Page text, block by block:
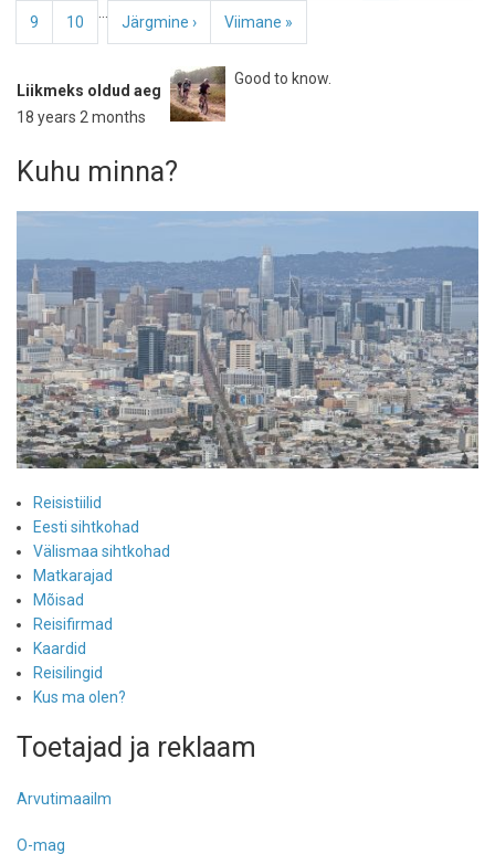
Page
9 Page
10
Järgmine
leht
Järgmine ›
Viimane
leht
Viimane »
Liikmeks oldud aeg
18 years 2 months
Good to know.
Kuhu minna?
Reisistiilid
Eesti sihtkohad
Välismaa sihtkohad
Matkarajad
Mõisad
Reisifirmad
Kaardid
Reisilingid
Kus ma olen?
Toetajad ja reklaam
Arvutimaailm
O-mag